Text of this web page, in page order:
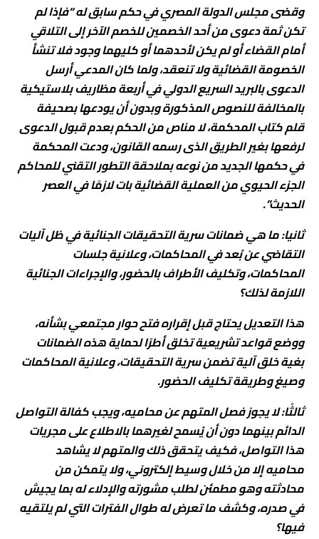
وقضى مجلس الدولة المصري في حكم سابق له “فإذا لم
تكن ثمة دعوى من أحد الخصمين للخصم الآخر إلى التلاقي
أمام القضاء أو لم يكن لأحدهما أو كليهما وجود فلا تنشأ
الخصومة القضائية ولا تنعقد، ولما كان المدعي أرسل
الدعوى بالبريد السريع الدولي في أربعة مظاريف بلاستيكية
بالمخالفة للنصوص المذكورة وبدون أن يودعها بصحيفة
قلم كتاب المحكمة، لا مناص من الحكم بعدم قبول الدعوى
لرفعها بغير الطريق الذى رسمه القانون، ودعت المحكمة
في حكمها الجديد من نوعه بملاحقة التطور التقني للمحاكم
الجزء الحيوي من العملية القضائية بات لازمًا في العصر
الحديث”.
ثانيا: ما هي ضمانات سرية التحقيقات الجنائية في ظل آليات
التقاضي عن بُعد في المحاكمات، وعلانية جلسات
المحاكمات، وتكليف الأطراف بالحضور، والإجراءات الجنائية
اللازمة لذلك؟
هذا التعديل يحتاج قبل إقراره فتح حوار مجتمعي بشأنه،
ووضع قواعد تشريعية تخلق أطرًا لحماية هذه الضمانات
بغية خلق آلية تضمن سرية التحقيقات، وعلانية المحاكمات
وصيغ وطريقة تكليف الحضور.
ثالثًا: لا يجوز فصل المتهم عن محاميه، ويجب كفالة التواصل
الدائم بينهما دون أن يُسمح لغيرهما بالاطلاع على مجريات
هذا التواصل، فكيف يتحقق ذلك والمتهم لا يشاهد
محاميه إلا من خلال وسيط إلكتروني، ولا يتمكن من
محادثته وهو مطمئن لطلب مشورته والإدلاء له بما يجيش
في صدره، وكشف ما تعرض له طوال الفترات التي لم يلتقيه
فيها؟